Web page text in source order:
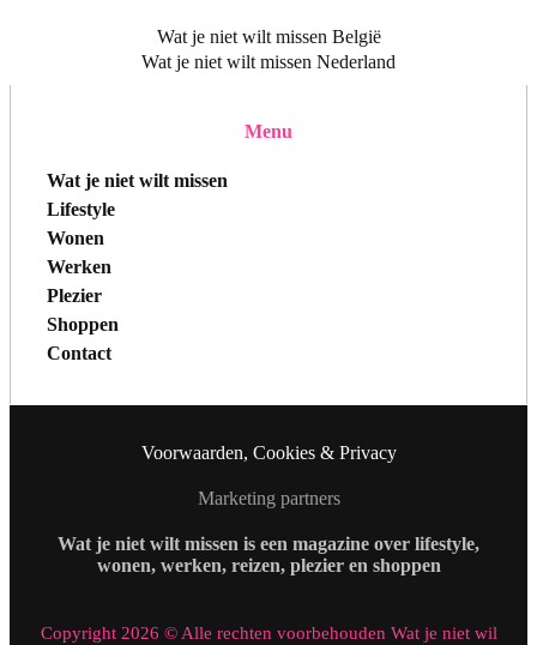
Wat je niet wilt missen België
Wat je niet wilt missen Nederland
Menu
Wat je niet wilt missen
Lifestyle
Wonen
Werken
Plezier
Shoppen
Contact
Voorwaarden, Cookies & Privacy
Marketing partners
Wat je niet wilt missen is een magazine over lifestyle,
wonen, werken, reizen, plezier en shoppen
Copyright 2026 © Alle rechten voorbehouden Wat je niet wil